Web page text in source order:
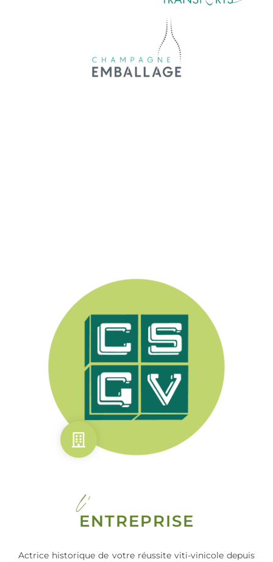
l'
ENTREPRISE
Actrice historique de votre réussite viti-vinicole depuis